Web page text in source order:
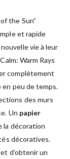
the Sun”
et rapide
vie à leur
Warm Rays
complètement
en peu de temps.
des murs
Un papier
la décoration
décoratives.
d’obtenir un